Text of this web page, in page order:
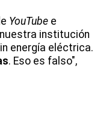
YouTube e
institución
energía eléctrica.
. Eso es falso",